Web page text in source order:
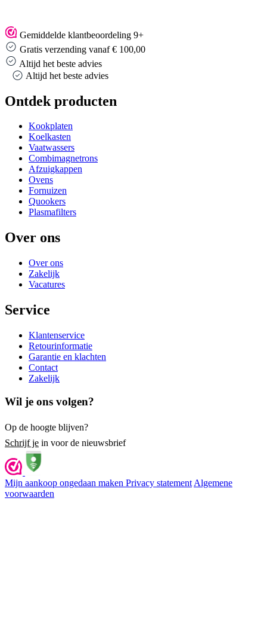
Gemiddelde klantbeoordeling 9+
Gratis verzending vanaf € 100,00
Altijd het beste advies
Altijd het beste advies
Ontdek producten
Kookplaten
Koelkasten
Vaatwassers
Combimagnetrons
Afzuigkappen
Ovens
Fornuizen
Quookers
Plasmafilters
Over ons
Over ons
Zakelijk
Vacatures
Service
Klantenservice
Retourinformatie
Garantie en klachten
Contact
Zakelijk
Wil je ons volgen?
Op de hoogte blijven?
Schrijf je in voor de nieuwsbrief
Mijn aankoop ongedaan maken Privacy statement Algemene
voorwaarden